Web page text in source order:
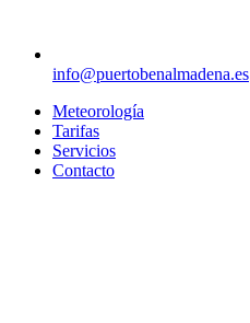
info@puertobenalmadena.es
Meteorología
Tarifas
Servicios
Contacto